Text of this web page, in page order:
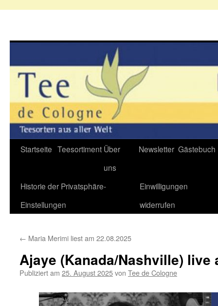
Zum
springen
Startseite Teesortiment Über
uns
Newsletter Gästebuch
Historie der Privatsphäre-
Einstellungen
Einwilligungen
widerrufen
← Maria Merimi liest am 22.08.2025
Ajaye (Kanada/Nashville) live
Publiziert am 25. August 2025von Tee de Cologne